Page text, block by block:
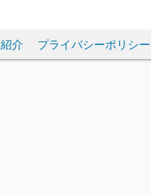
介 プライバシーポリシ